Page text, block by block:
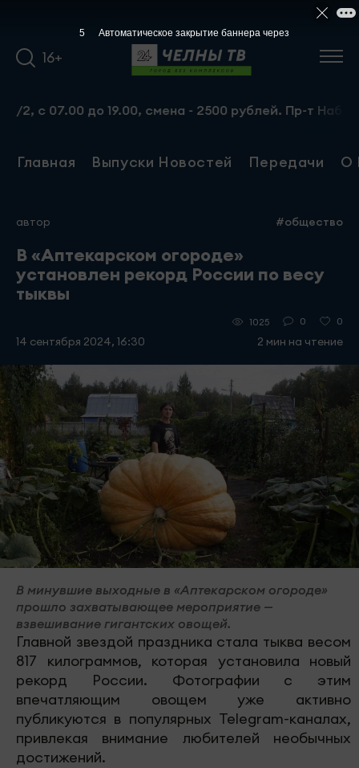
16+
до 19.00, смена - 2500 рублей. Пр-т
Главная Выпуски Новостей Передачи О
автор #общество
В «Аптекарском огороде»
установлен рекорд России по весу
тыквы
14 сентября 2024, 16:30
1025 0 0
2 мин на чтение
В минувшие выходные в «Аптекарском огороде»
прошло захватывающее мероприятие —
взвешивание гигантских овощей.
Главной звездой праздника стала тыква весом
817 килограммов, которая установила новый
рекорд России. Фотографии с этим
впечатляющим овощем уже активно
публикуются в популярных Telegram-каналах,
привлекая внимание любителей необычных
достижений.
5 Автоматическое закрытие баннера через